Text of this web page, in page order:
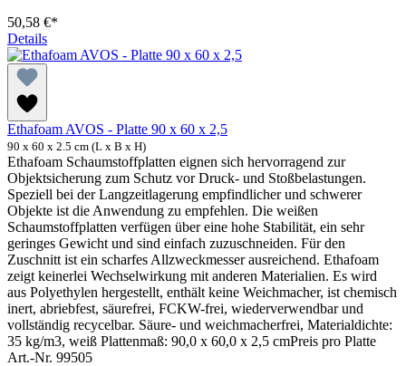
50,58 €*
Details
Ethafoam AVOS - Platte 90 x 60 x 2,5
90 x 60 x 2.5 cm (L x B x H)
Ethafoam Schaumstoffplatten eignen sich hervorragend zur
Objektsicherung zum Schutz vor Druck- und Stoßbelastungen.
Speziell bei der Langzeitlagerung empfindlicher und schwerer
Objekte ist die Anwendung zu empfehlen. Die weißen
Schaumstoffplatten verfügen über eine hohe Stabilität, ein sehr
geringes Gewicht und sind einfach zuzuschneiden. Für den
Zuschnitt ist ein scharfes Allzweckmesser ausreichend. Ethafoam
zeigt keinerlei Wechselwirkung mit anderen Materialien. Es wird
aus Polyethylen hergestellt, enthält keine Weichmacher, ist chemisch
inert, abriebfest, säurefrei, FCKW-frei, wiederverwendbar und
vollständig recycelbar. Säure- und weichmacherfrei, Materialdichte:
35 kg/m3, weiß Plattenmaß: 90,0 x 60,0 x 2,5 cmPreis pro Platte
Art.-Nr. 99505